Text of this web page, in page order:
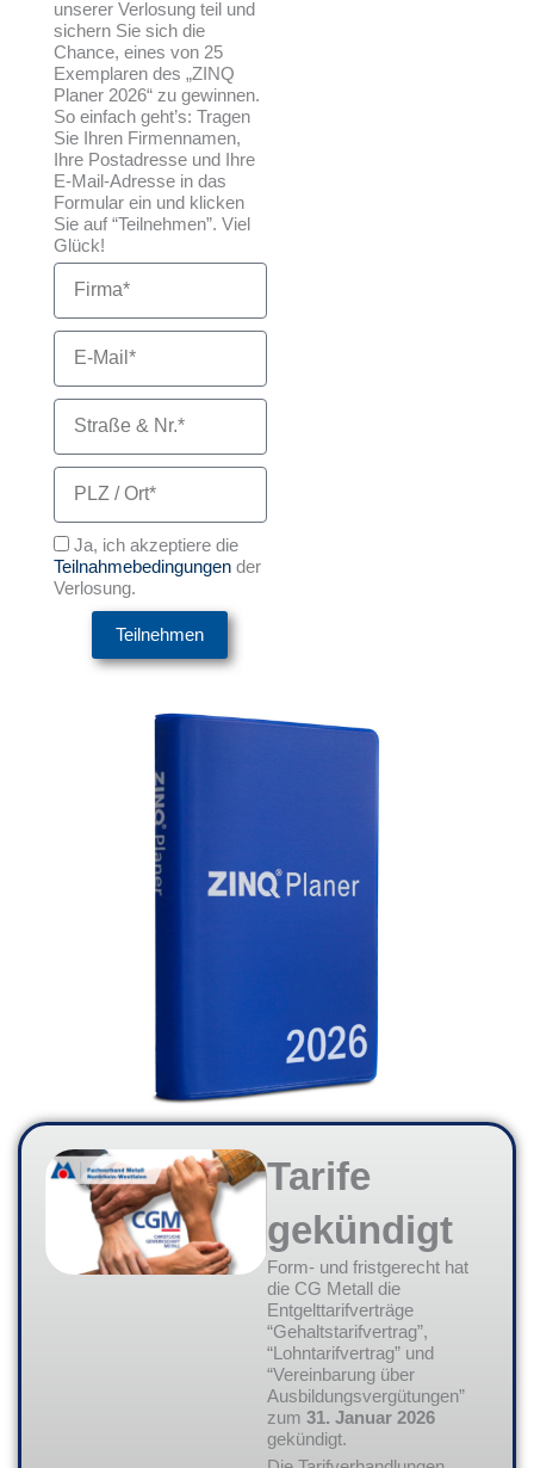
unserer Verlosung teil und
sichern Sie sich die
Chance, eines von 25
Exemplaren des „ZINQ
Planer 2026“ zu gewinnen.
So einfach geht’s: Tragen
Sie Ihren Firmennamen,
Ihre Postadresse und Ihre
E-Mail-Adresse in das
Formular ein und klicken
Sie auf “Teilnehmen”. Viel
Glück!
Firma
E-
Mail
Straße
Nr
PLZ
Ort
Datenschutz
Ja, ich akzeptiere die
Teilnahmebedingungen der
Verlosung.
Teilnehmen
Tarife
gekündigt
Form- und fristgerecht hat
die CG Metall die
Entgelttarifverträge
“Gehaltstarifvertrag”,
“Lohntarifvertrag” und
“Vereinbarung über
Ausbildungsvergütungen”
zum 31. Januar 2026
gekündigt.